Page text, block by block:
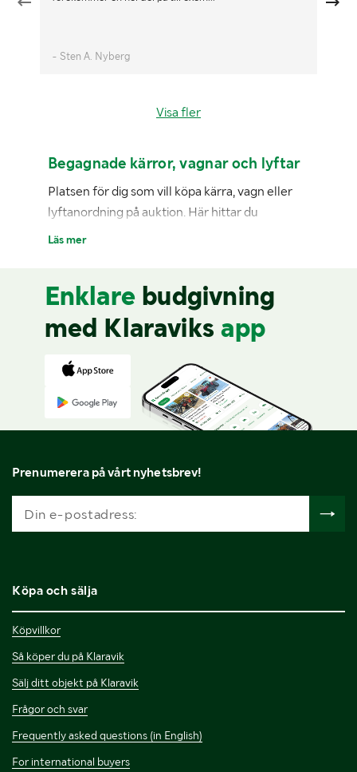
- Sten A. Nyberg
Visa fler
Begagnade kärror, vagnar och lyftar
Platsen för dig som vill köpa kärra, vagn eller
lyftanordning på auktion. Här hittar du
begagnade lyftredskap, byggkärror och
Läs mer
Enklare budgivning
med Klaraviks app
Prenumerera på vårt nyhetsbrev!
Köpa och sälja
Köpvillkor
Så köper du på Klaravik
Sälj ditt objekt på Klaravik
Frågor och svar
Frequently asked questions (in English)
For international buyers